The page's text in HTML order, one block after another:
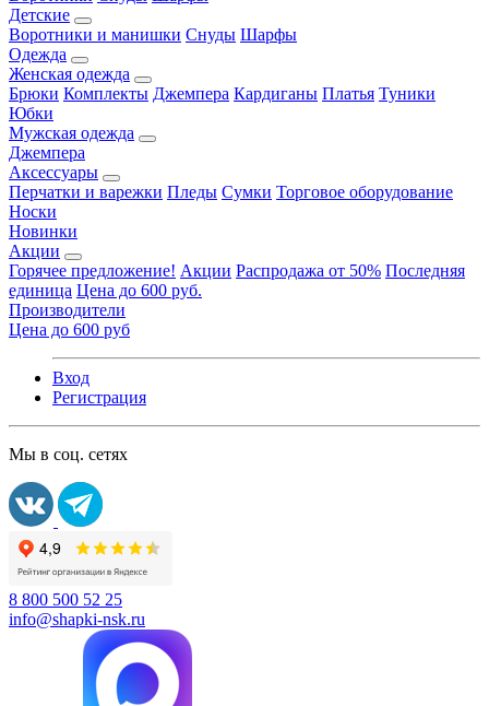
Детские
Воротники и манишки Снуды Шарфы
Одежда
Женская одежда
Брюки Комплекты Джемпера Кардиганы Платья Туники
Юбки
Мужская одежда
Джемпера
Аксессуары
Перчатки и варежки Пледы Сумки Торговое оборудование
Носки
Новинки
Акции
Горячее предложение! Акции Распродажа от 50% Последняя
единица Цена до 600 руб.
Производители
Цена до 600 руб
Вход
Регистрация
Мы в соц. сетях
8 800 500 52 25
info@shapki-nsk.ru